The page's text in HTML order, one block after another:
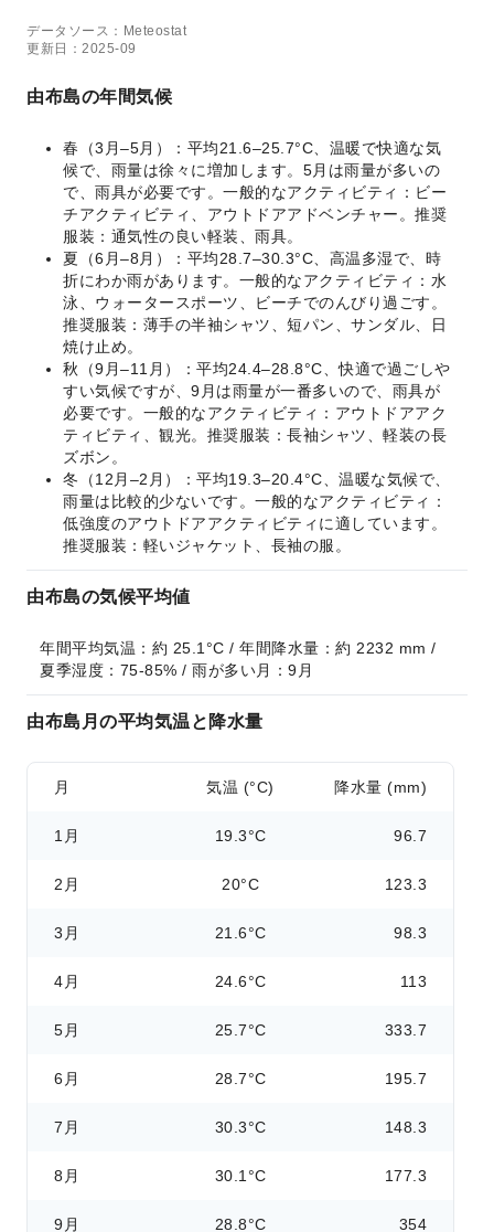
データソース：Meteostat
更新日：2025-09
由布島の年間気候
春（3月–5月）：平均21.6–25.7°C、温暖で快適な気
候で、雨量は徐々に増加します。5月は雨量が多いの
で、雨具が必要です。一般的なアクティビティ：ビー
チアクティビティ、アウトドアアドベンチャー。推奨
服装：通気性の良い軽装、雨具。
夏（6月–8月）：平均28.7–30.3°C、高温多湿で、時
折にわか雨があります。一般的なアクティビティ：水
泳、ウォータースポーツ、ビーチでのんびり過ごす。
推奨服装：薄手の半袖シャツ、短パン、サンダル、日
焼け止め。
秋（9月–11月）：平均24.4–28.8°C、快適で過ごしや
すい気候ですが、9月は雨量が一番多いので、雨具が
必要です。一般的なアクティビティ：アウトドアアク
ティビティ、観光。推奨服装：長袖シャツ、軽装の長
ズボン。
冬（12月–2月）：平均19.3–20.4°C、温暖な気候で、
雨量は比較的少ないです。一般的なアクティビティ：
低強度のアウトドアアクティビティに適しています。
推奨服装：軽いジャケット、長袖の服。
由布島の気候平均値
年間平均気温：約 25.1°C / 年間降水量：約 2232 mm /
夏季湿度：75-85% / 雨が多い月：9月
由布島月の平均気温と降水量
月 気温 (°C) 降水量 (mm)
1月 19.3°C 96.7
2月 20°C 123.3
3月 21.6°C 98.3
4月 24.6°C 113
5月 25.7°C 333.7
6月 28.7°C 195.7
7月 30.3°C 148.3
8月 30.1°C 177.3
9月 28.8°C 354